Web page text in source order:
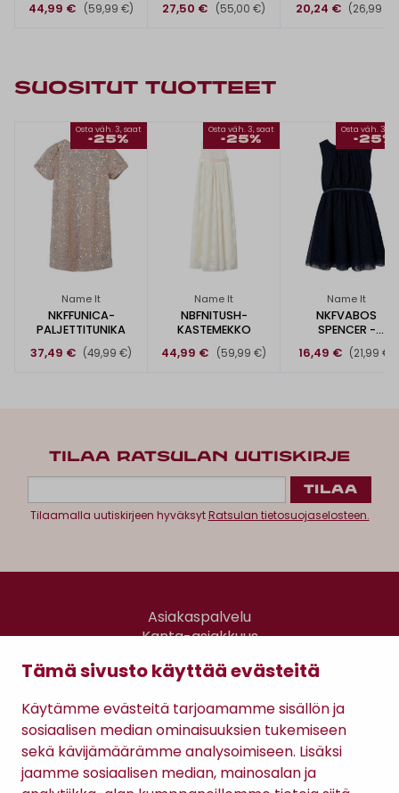
Tämä sivusto käyttää evästeitä
Käytämme evästeitä tarjoamamme sisällön ja
sosiaalisen median ominaisuuksien tukemiseen
sekä kävijämäärämme analysoimiseen. Lisäksi
jaamme sosiaalisen median, mainosalan ja
44,99 €
(59,99 €) 27,50 € (55,00 €)
20,24 € (26,99 €)
SUOSITUT TUOTTEET
Osta väh. 3, saat
-25%
Name It
NKFFUNICA-
PALJETTITUNIKA
37,49 € (49,99 €)
Osta väh. 3, saat
-25%
Name It
NBFNITUSH-
KASTEMEKKO
44,99 €
(59,99 €)
Osta väh. 3,
-25%
Name It
NKFVABOS
SPENCER -
JUHLAMEKKO
16,49 € (21,99 €)
TILAA RATSULAN UUTISKIRJE
Tilaamalla uutiskirjeen hyväksytRatsulan tietosuojaselosteen.
Asiakaspalvelu
Kanta-asiakkuus
Gomee Ratsula Café
Sopimusehdot
Tietosuojaseloste
Maksutavat